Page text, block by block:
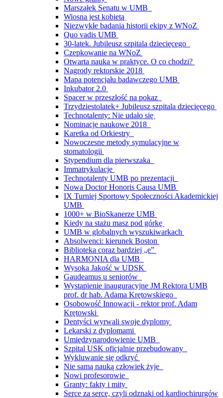
Marszałek Senatu w UMB
Wiosna jest kobietą
Niezwykłe badania historii ekipy z WNoZ
Quo vadis UMB
30-latek. Jubileusz szpitala dziecięcego
Czepkowanie na WNoZ
Otwarta nauka w praktyce. O co chodzi?
Nagrody rektorskie 2018
Mapa potencjału badawczego UMB
Inkubator 2.0
Spacer w przeszłość na pokaz
Trzydziestolatek+ Jubileusz szpitala dziecięcego
Technotalenty: Nie udało się
Nominacje naukowe 2018
Karetka od Orkiestry
Nowoczesne metody symulacyjne w
stomatologii
Stypendium dla pierwszaka
Immatrykulacje
Technotalenty UMB po prezentacji
Nowa Doctor Honoris Causa UMB
IX Turniej Sportowy Społeczności Akademickiej
UMB
1000+ w BioSkanerze UMB
Kiedy na stażu masz pod górkę
UMB w globalnych wyszukiwarkach
Absolwenci: kierunek Boston
Biblioteka coraz bardziej „e”
HARMONIA dla UMB
Wysoka Jakość w UDSK
Gaudeamus u seniorów
Wystąpienie inauguracyjne JM Rektora UMB
prof. dr hab. Adama Krętowskiego
Osobowość Innowacji - rektor prof. Adam
Krętowski
Dentyści wyrwali swoje dyplomy
Lekarski z dyplomami
Umiędzynarodowienie UMB
Szpital USK oficjalnie przebudowany
Wykluwanie się odkryć
Nie samą nauką człowiek żyje
Nowi profesorowie
Granty: fakty i mity
Serce za serce, czyli odznaki od kardiochirurgów